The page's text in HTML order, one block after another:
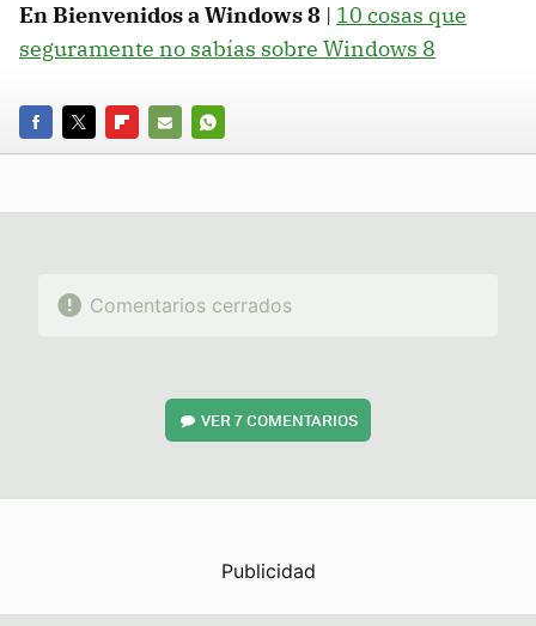
En Bienvenidos a Windows 8 | 10 cosas que
seguramente no sabías sobre Windows 8
FACEBOOK
TWITTERFLIPBOARD
E-
WHATSAPP
Comentarios cerrados
VER7 COMENTARIOS